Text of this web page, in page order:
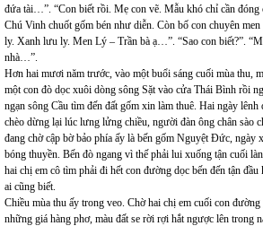
đứa tài…”. “Con biết rồi. Mẹ con vẽ. Mẫu khó chỉ cần đóng
Chú Vinh chuốt gốm bén như diễn. Còn bố con chuyên
ly. Xanh lưu ly. Men Lý – Trần bà ạ…”. “Sao con biết?”.
nhà…”.
Hơn hai mươi năm trước, vào một buổi sáng cuối mùa thu,
một con đò dọc xuôi dòng sông Sặt vào cửa Thái Bình rồi
ngạn sông Cầu tìm đến đất gốm xin làm thuê. Hai ngày lênh
chèo dừng lại lúc lưng lửng chiều, người đàn ông chân sào
đang chờ cập bờ bảo phía ấy là bến gốm Nguyệt Đức, ngày
bóng thuyền. Bến đò ngang vì thế phải lui xuống tận cuối
hai chị em cô tìm phải đi hết con đường dọc bến đến tận
ai cũng biết.
Chiều mùa thu ấy trong veo. Chờ hai chị em cuối con
những giá hàng phơ, màu đất se rời rợi hắt ngược lên trong